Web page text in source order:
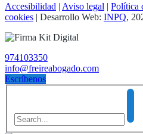
Accesibilidad | Aviso legal | Política
cookies | Desarrollo Web: INPQ,
974103350
info@freireabogado.com
Escríbenos